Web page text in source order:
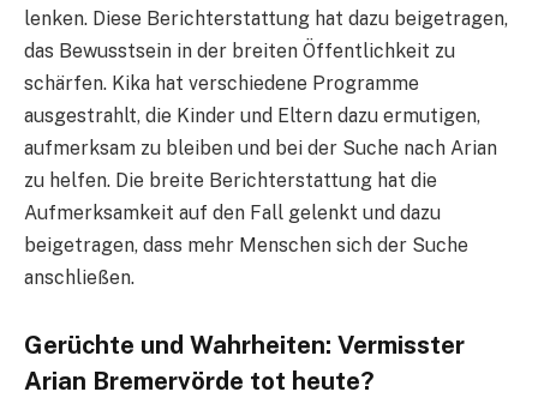
lenken. Diese Berichterstattung hat dazu beigetragen,
das Bewusstsein in der breiten Öffentlichkeit zu
schärfen. Kika hat verschiedene Programme
ausgestrahlt, die Kinder und Eltern dazu ermutigen,
aufmerksam zu bleiben und bei der Suche nach Arian
zu helfen. Die breite Berichterstattung hat die
Aufmerksamkeit auf den Fall gelenkt und dazu
beigetragen, dass mehr Menschen sich der Suche
anschließen.
Gerüchte und Wahrheiten: Vermisster
Arian Bremervörde tot heute?